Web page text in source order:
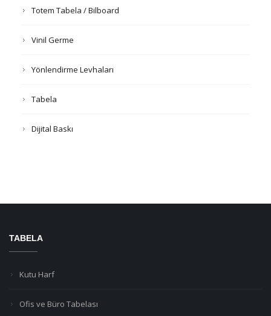
Totem Tabela / Bilboard
Vinil Germe
Yönlendirme Levhaları
Tabela
Dijital Baskı
TABELA
Kutu Harf
Ofis ve Büro Tabelası